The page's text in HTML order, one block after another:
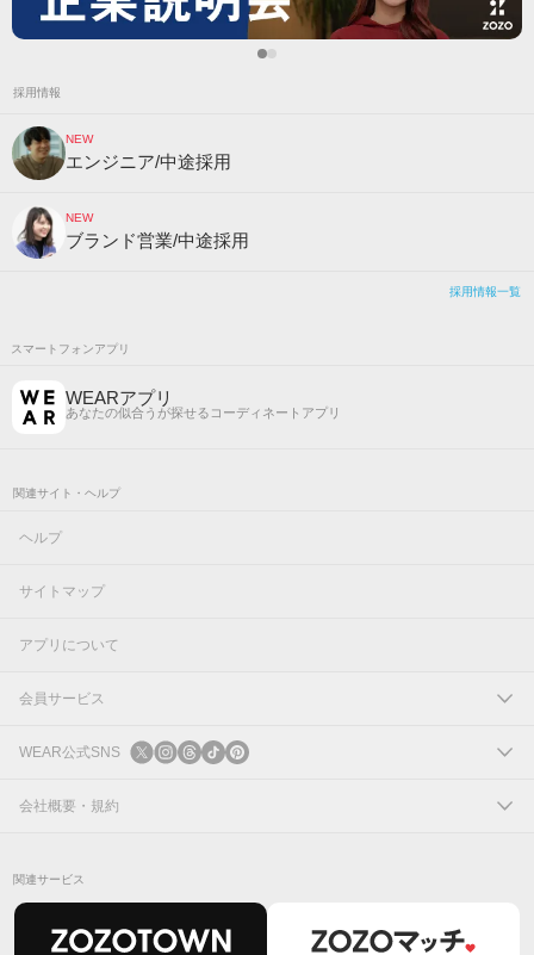
採用情報
NEW
エンジニア/中途採用
NEW
ブランド営業/中途採用
採用情報一覧
スマートフォンアプリ
WEARアプリ
あなたの似合うが探せるコーディネートアプリ
関連サイト・ヘルプ
ヘルプ
サイトマップ
アプリについて
会員サービス
ログイン
新規会員登録
WEAR公式SNS
X
会社概要・規約
関連サービス